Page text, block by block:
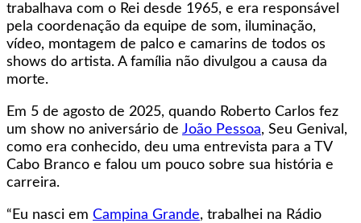
trabalhava com o Rei desde 1965, e era responsável
pela coordenação da equipe de som, iluminação,
vídeo, montagem de palco e camarins de todos os
shows do artista. A família não divulgou a causa da
morte.
Em 5 de agosto de 2025, quando Roberto Carlos fez
um show no aniversário de João Pessoa, Seu Genival,
como era conhecido, deu uma entrevista para a TV
Cabo Branco e falou um pouco sobre sua história e
carreira.
“Eu nasci em Campina Grande, trabalhei na Rádio